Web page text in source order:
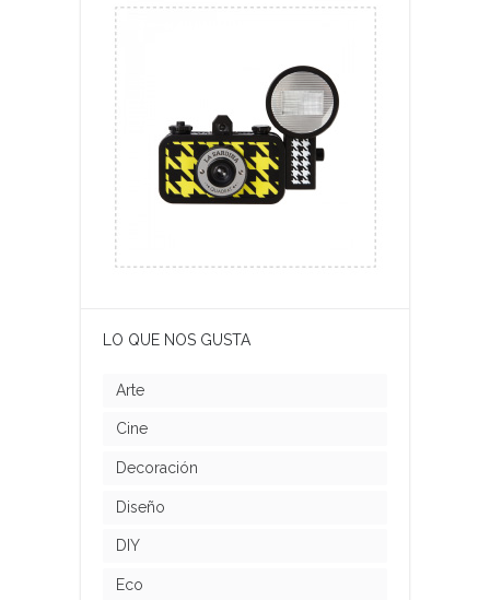
LO QUE NOS GUSTA
Arte
Cine
Decoración
Diseño
DIY
Eco